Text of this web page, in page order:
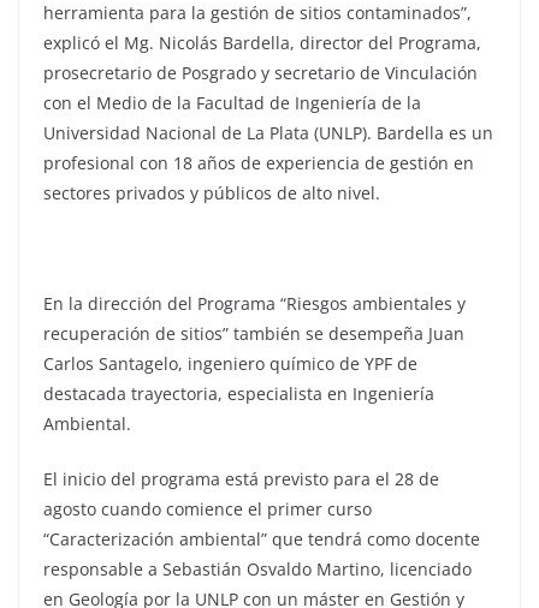
herramienta para la gestión de sitios contaminados”,
explicó el Mg. Nicolás Bardella, director del Programa,
prosecretario de Posgrado y secretario de Vinculación
con el Medio de la Facultad de Ingeniería de la
Universidad Nacional de La Plata (UNLP). Bardella es un
profesional con 18 años de experiencia de gestión en
sectores privados y públicos de alto nivel.
En la dirección del Programa “Riesgos ambientales y
recuperación de sitios” también se desempeña Juan
Carlos Santagelo, ingeniero químico de YPF de
destacada trayectoria, especialista en Ingeniería
Ambiental.
El inicio del programa está previsto para el 28 de
agosto cuando comience el primer curso
“Caracterización ambiental” que tendrá como docente
responsable a Sebastián Osvaldo Martino, licenciado
en Geología por la UNLP con un máster en Gestión y